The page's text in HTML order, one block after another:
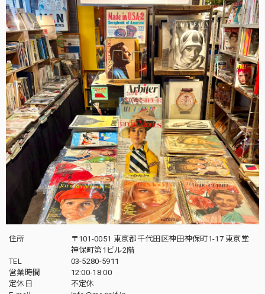
住所
〒101-0051 東京都千代田区神田神保町1-17 東京堂
神保町第1ビル2階
TEL
03-5280-5911
営業時間
12:00-18:00
定休日
不定休